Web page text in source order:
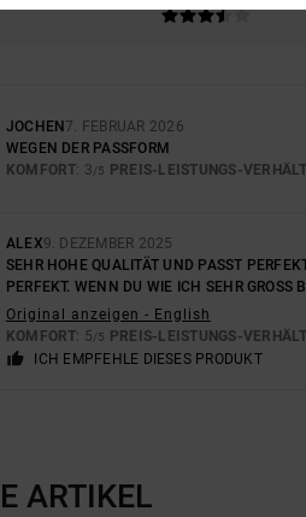
JOCHEN 7. FEBRUAR 2026
WEGEN DER PASSFORM
KOMFORT: 3/5 PREIS-LEISTUNGS-
ALEX9. DEZEMBER 2025
SEHR HOHE QUALITÄT UND PASST
PERFEKT. WENN DU WIE ICH SEHR GROSS
Original anzeigen - English
KOMFORT: 5/5 PREIS-LEISTUNGS-
ICH EMPFEHLE DIESES PRODUKT
ARTIKEL